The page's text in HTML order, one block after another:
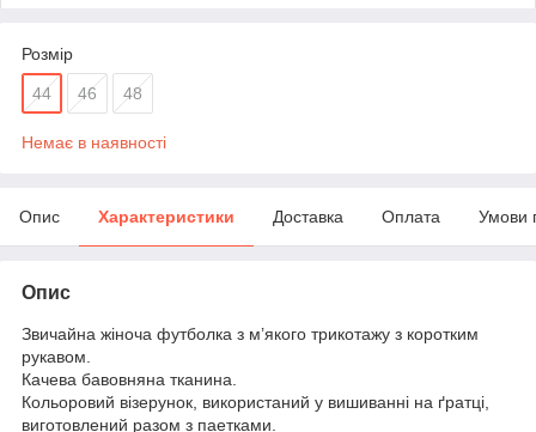
Розмір
44 46 48
Немає в наявності
Опис Характеристики Доставка Оплата Умови
Опис
Звичайна жіноча футболка з м’якого трикотажу з коротким
рукавом.
Качева бавовняна тканина.
Кольоровий візерунок, використаний у вишиванні на ґратці,
виготовлений разом з паетками.